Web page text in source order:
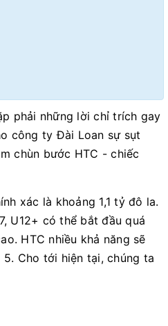
phải những lời chỉ trích gay
công ty Đài Loan sự sụt
chùn bước HTC - chiếc
xác là khoảng 1,1 tỷ đô la.
U12+ có thể bắt đầu quá
HTC nhiều khả năng sẽ
Cho tới hiện tại, chúng ta